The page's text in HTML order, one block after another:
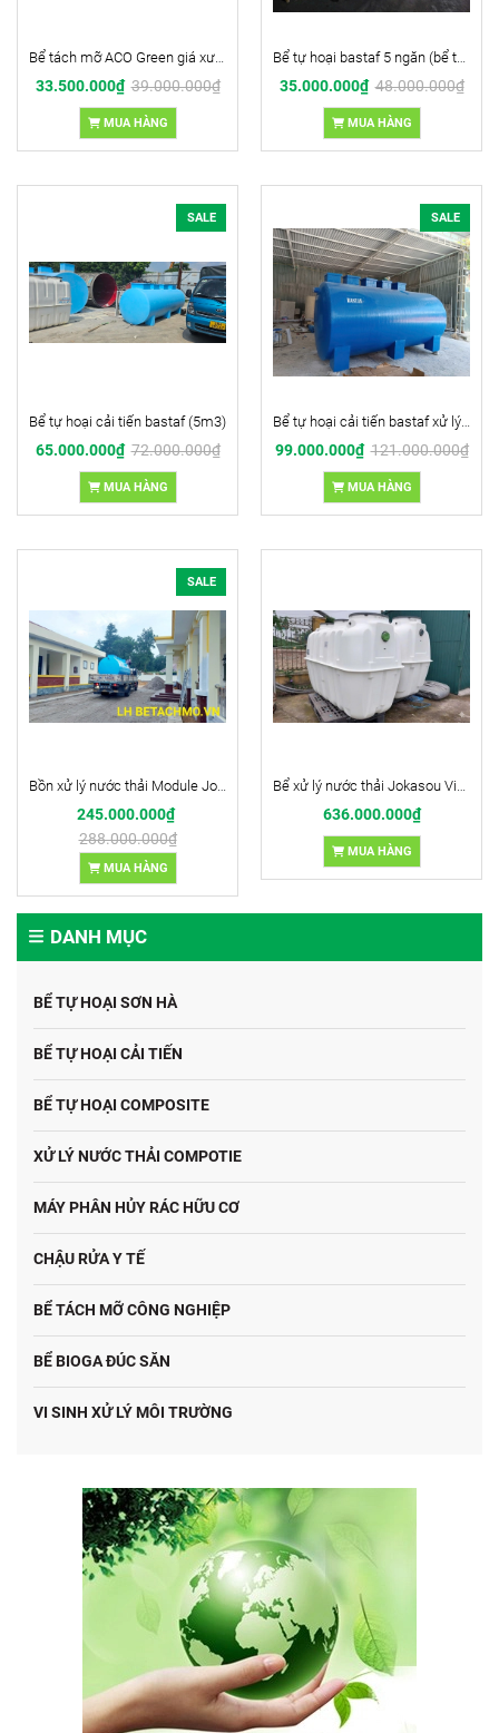
DANH MỤC
BỂ TỰ HOẠI SƠN HÀ
BỂ TỰ HOẠI CẢI TIẾN
BỂ TỰ HOẠI COMPOSITE
XỬ LÝ NƯỚC THẢI COMPOTIE
MÁY PHÂN HỦY RÁC HỮU CƠ
CHẬU RỬA Y TẾ
BỂ TÁCH MỠ CÔNG NGHIỆP
BỂ BIOGA ĐÚC SĂN
VI SINH XỬ LÝ MÔI TRƯỜNG
Bể tách mỡ ACO Green giá xưởng (Chất liệu composite)
33.500.000₫39.000.000₫
MUA HÀNG
Bể tự hoại bastaf 5 ngăn (bể tự hoại cải tiến, có vật liệu lọc kỵ khí)
35.000.000₫48.000.000₫
MUA HÀNG
SALE
Bể tự hoại cải tiến bastaf (5m3)
65.000.000₫72.000.000₫
MUA HÀNG
SALE
Bể tự hoại cải tiến bastaf xử lý nước thải
99.000.000₫121.000.000₫
MUA HÀNG
SALE
Bồn xử lý nước thải Module Jokasou tank 5m3/ngđ
245.000.000₫
288.000.000₫
MUA HÀNG
Bể xử lý nước thải Jokasou Việt Nam nhà xưởng bán buôn (10 bộ)
636.000.000₫
MUA HÀNG